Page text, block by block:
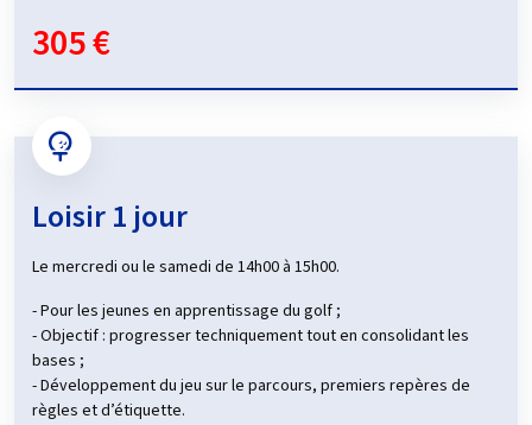
305 €
Loisir 1 jour
Le mercredi ou le samedi de 14h00 à 15h00.
- Pour les jeunes en apprentissage du golf ;
- Objectif : progresser techniquement tout en consolidant les
bases ;
- Développement du jeu sur le parcours, premiers repères de
règles et d’étiquette.